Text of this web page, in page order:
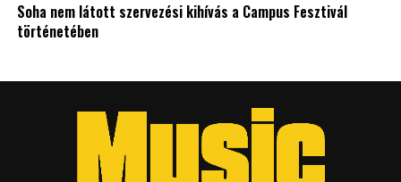
Soha nem látott szervezési kihívás a Campus Fesztivál
történetében